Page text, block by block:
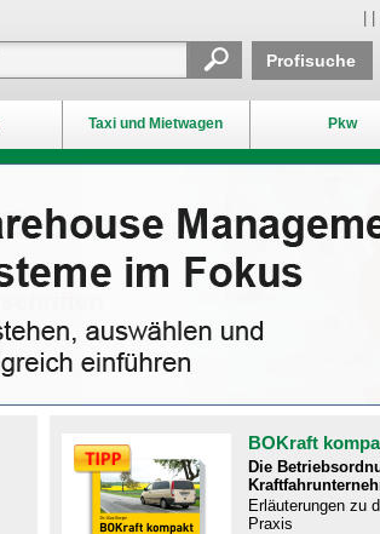
Taxi und Mietwagen Pkw
Profisuche
BOKraft
Die
Erläuterungen zu
Praxis​